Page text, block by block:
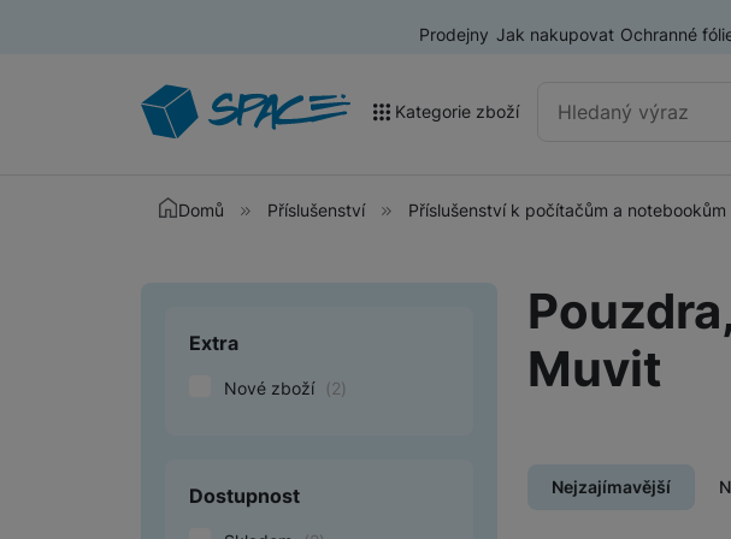
Prodejny Jak nakupovat Ochranné
Kategorie zboží
Akce a výprodej
Televize
Audio
Tablety
Fólie
Domů Příslušenství Příslušenství k počítačům a notebookům
Muvit
Nejzajímavější
Upřesnit parametry
Extra
Nové zboží (2)
Dostupnost